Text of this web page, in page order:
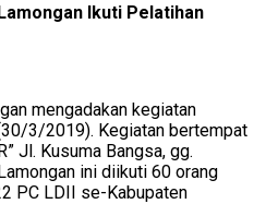
Ikuti Pelatihan
mengadakan kegiatan
3/2019). Kegiatan bertempat
Jl. Kusuma Bangsa, gg.
ini diikuti 60 orang
PC LDII se-Kabupaten